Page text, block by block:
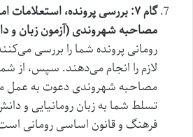
گام ۷: بررسی پرونده،
مصاحبه شهروندی (آزمون زبان و
رومانی پرونده شما را بررسی
لازم را انجام می‌دهند. سپس، از
مصاحبه شهروندی دعوت به عمل
تسلط شما به زبان رومانیایی و
فرهنگ و قانون اساسی رومانی